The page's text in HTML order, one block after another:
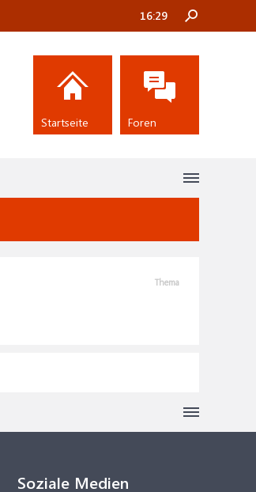
Thema
16:29
Startseite Foren
Soziale Medien